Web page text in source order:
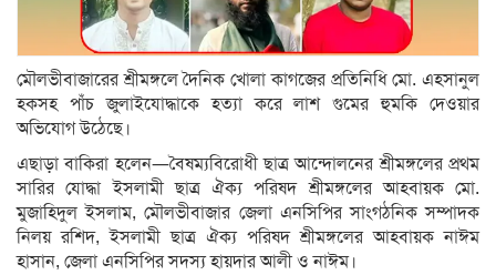
মৌলভীবাজারের শ্রীমঙ্গলে দৈনিক খোলা কাগজের প্রতিনিধি মো. এহসানুল
হকসহ পাঁচ জুলাইযোদ্ধাকে হত্যা করে লাশ গুমের হুমকি দেওয়ার
অভিযোগ উঠেছে।
এছাড়া বাকিরা হলেন—বৈষম্যবিরোধী ছাত্র আন্দোলনের শ্রীমঙ্গলের প্রথম
সারির যোদ্ধা ইসলামী ছাত্র ঐক্য পরিষদ শ্রীমঙ্গলের আহবায়ক মো.
মুজাহিদুল ইসলাম, মৌলভীবাজার জেলা এনসিপির সাংগঠনিক সম্পাদক
নিলয় রশিদ, ইসলামী ছাত্র ঐক্য পরিষদ শ্রীমঙ্গলের আহবায়ক নাঈম
হাসান, জেলা এনসিপির সদস্য হায়দার আলী ও নাঈম।